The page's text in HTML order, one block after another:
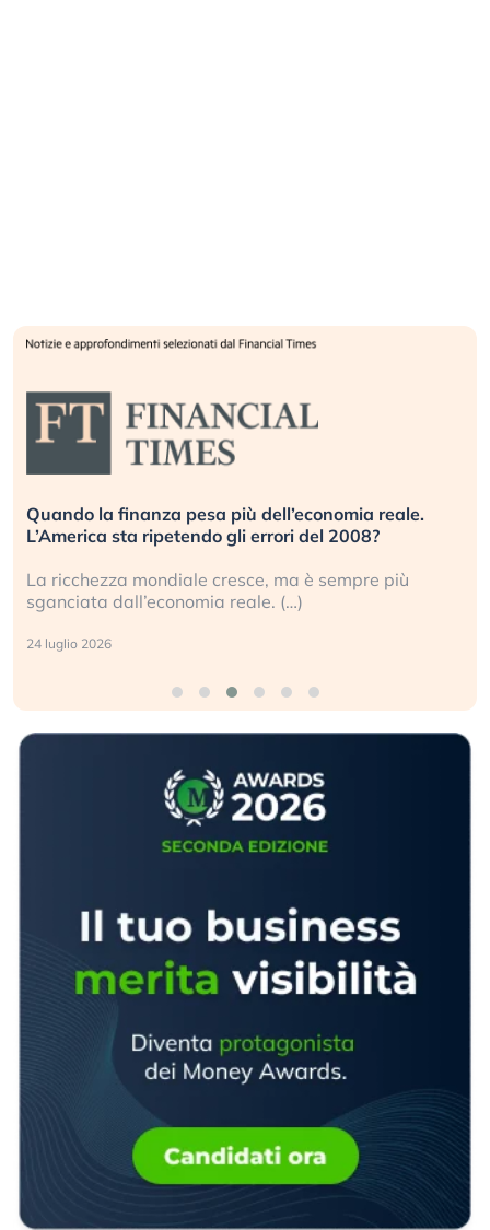
Quando la finanza pesa più dell’economia reale.
L’America sta ripetendo gli errori del 2008?
La ricchezza mondiale cresce, ma è sempre più
sganciata dall’economia reale. (…)
24 luglio 2026